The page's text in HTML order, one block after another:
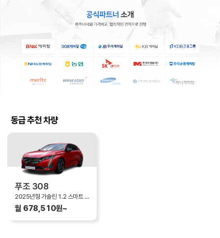
동급 추천 차량
푸조 308
2025년형 가솔린 1.2 스마트 하이브리드 Allure
월 678,510원~